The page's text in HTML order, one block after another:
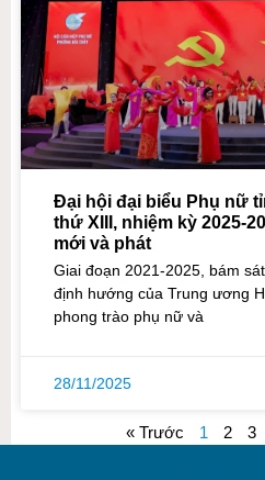
Đại hội đại biểu Phụ nữ
thứ XIII, nhiệm kỳ 2025-
mới và phát
Giai đoạn 2021-2025, bám
định hướng của Trung ương
phong trào phụ nữ và
28/11/2025
« Trước 1 2 3